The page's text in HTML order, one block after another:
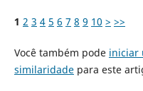
1 2 3 4 5 6 7 8 9 10 > >>
Você também pode iniciar
similaridadepara este